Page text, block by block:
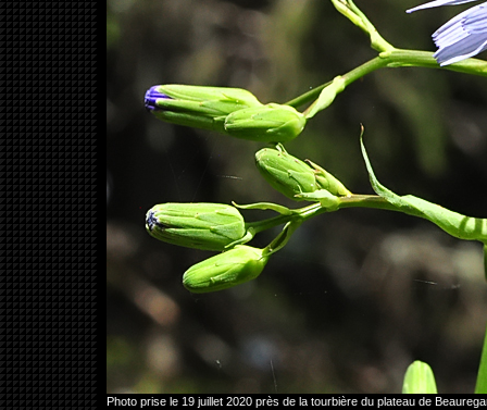
Photo prise le 19 juillet 2020 près de la tourbière du plateau de